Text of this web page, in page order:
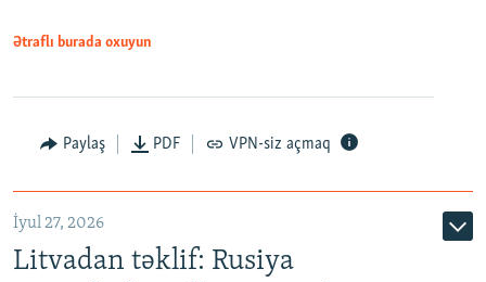
Ətraflı burada oxuyun
Paylaş PDF VPN-siz açmaq
İyul 27, 2026
Litvadan təklif: Rusiya